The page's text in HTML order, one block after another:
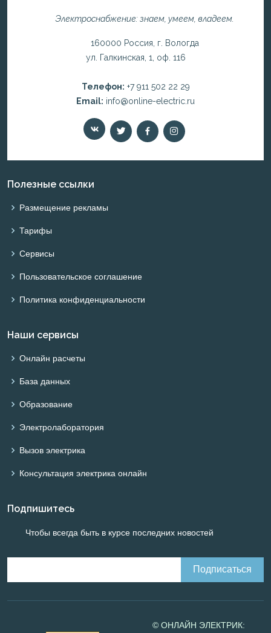
Электроснабжение: знаем, умеем, владеем.
160000 Россия, г. Вологда
ул. Галкинская, 1, оф. 116
Телефон: +7 911 502 22 29
Email: info@online-electric.ru
Полезные ссылки
Размещение рекламы
Тарифы
Сервисы
Пользовательское соглашение
Политика конфиденциальности
Наши сервисы
Онлайн расчеты
База данных
Образование
Электролаборатория
Вызов электрика
Консультация электрика онлайн
Подпишитесь
Чтобы всегда быть в курсе последних новостей
© ОНЛАЙН ЭЛЕКТРИК: